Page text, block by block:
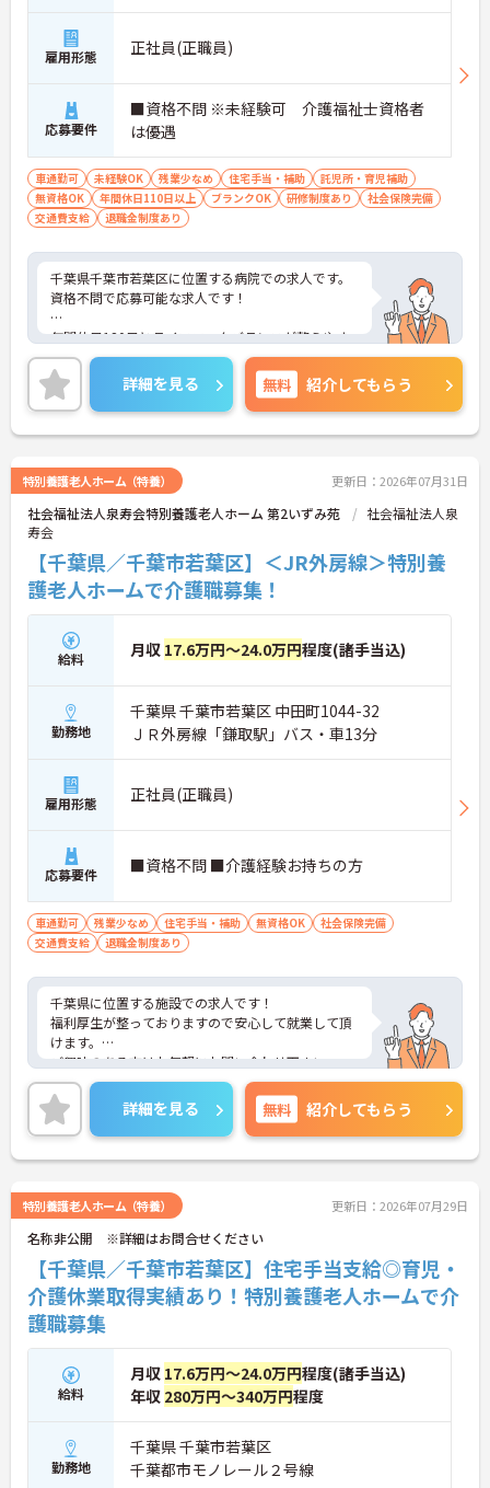
雇用形態 正社員(正職員)
応募要件
■資格不問 ※未経験可 介護福祉士資格者
は優遇
車通勤可 未経験OK 残業少なめ 住宅手当・補助
託児所・育児補助
無資格OK
年間休日110日以上 ブランクOK 研修制度あり
社会保険完備
交通費支給
退職金制度あり
千葉県千葉市若葉区に位置する病院での求人です。
資格不問で応募可能な求人です！
年間休日120日とライフワークバランスが整えやす
いです。24時間対応保育施設あり◎
ご興味のある方はお気軽にお問い合わせ下さい。
詳細を見る 無料 紹介してもらう
特別養護老人ホーム（特養） 更新日：2026年07月31日
社会福祉法人泉寿会特別養護老人ホーム 第2いずみ苑
社会福祉法人泉
寿会
【千葉県／千葉市若葉区】＜JR外房線＞特別養
護老人ホームで介護職募集！
給料 月収 17.6万円～24.0万円程度(諸手当込)
勤務地
千葉県 千葉市若葉区 中田町1044-32
ＪＲ外房線「鎌取駅」バス・車13分
雇用形態 正社員(正職員)
応募要件 ■資格不問 ■介護経験お持ちの方
車通勤可 残業少なめ 住宅手当・補助 無資格OK
社会保険完備
交通費支給
退職金制度あり
千葉県に位置する施設での求人です！
福利厚生が整っておりますので安心して就業して頂
けます。
ご興味のある方はお気軽にお問い合わせ下さい。
詳細を見る 無料 紹介してもらう
特別養護老人ホーム（特養） 更新日：2026年07月29日
名称非公開 ※詳細はお問合せください
【千葉県／千葉市若葉区】住宅手当支給◎育児・
介護休業取得実績あり！特別養護老人ホームで介
護職募集
給料
月収 17.6万円～24.0万円程度(諸手当込)
年収 280万円～340万円程度
勤務地
千葉県 千葉市若葉区
千葉都市モノレール２号線